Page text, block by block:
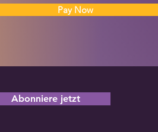
Pay Now
Abonniere jetzt